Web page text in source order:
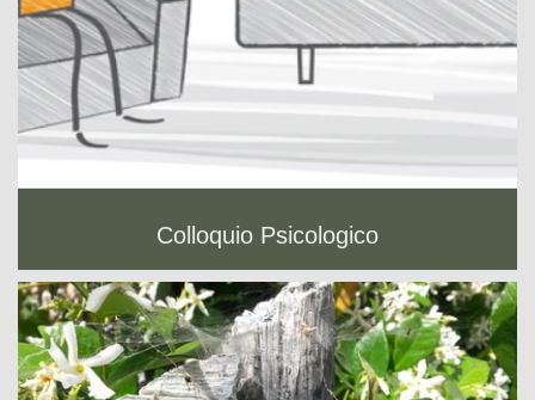
Colloquio Psicologico